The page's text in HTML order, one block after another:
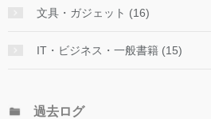
文具・ガジェット (16)
IT・ビジネス・一般書籍 (15)
過去ログ